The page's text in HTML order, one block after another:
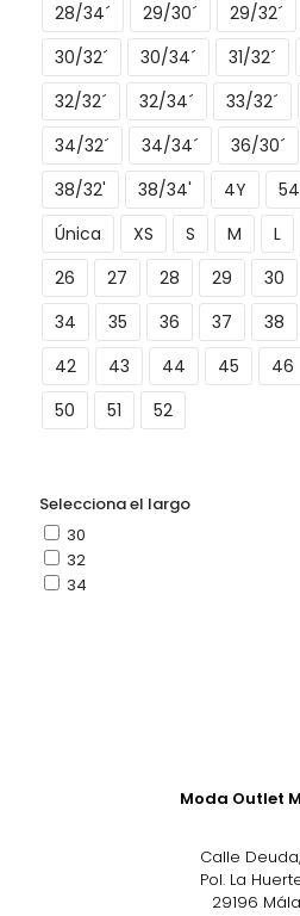
28/34´
29/30´ 29/32´
30/32´
30/34´ 31/32´
32/32´
32/34´ 33/32´
34/32´
34/34´ 36/30´
38/32'
38/34' 4Y 54
Única
XS S M L
26
27 28 29 30
34
35 36 37 38
42
43 44 45 46
50
51 52
Selecciona el largo
30
32
34
Moda Outlet
Calle
Pol. La
29196